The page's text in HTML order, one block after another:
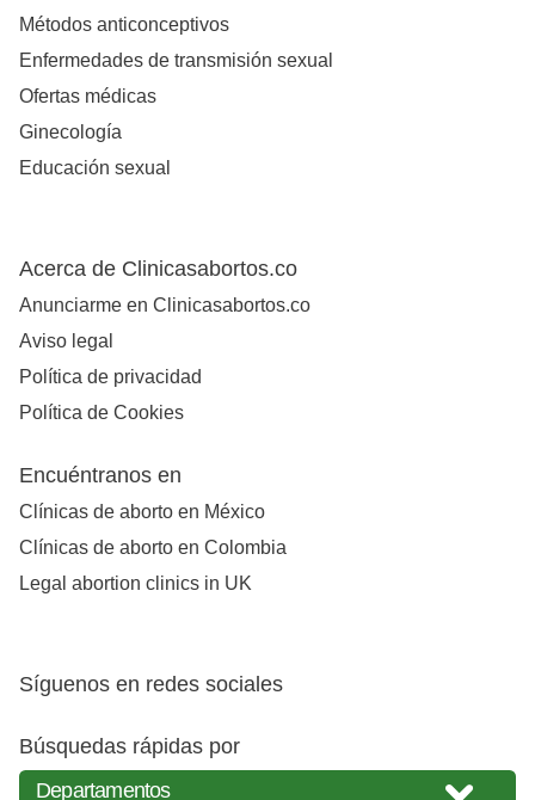
Métodos anticonceptivos
Enfermedades de transmisión sexual
Ofertas médicas
Ginecología
Educación sexual
Acerca de Clinicasabortos.co
Anunciarme en Clinicasabortos.co
Aviso legal
Política de privacidad
Política de Cookies
Encuéntranos en
Clínicas de aborto en México
Clínicas de aborto en Colombia
Legal abortion clinics in UK
Síguenos en redes sociales
Búsquedas rápidas por